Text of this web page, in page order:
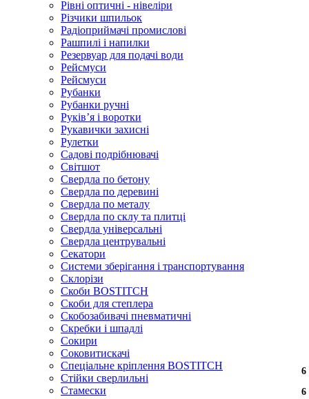
Рівні оптичні - нівеліри
Різчики шпильок
Радіоприймачі промислові
Рашпилі і напилки
Резервуар для подачі води
Рейсмуси
Рейсмуси
Рубанки
Рубанки ручні
Руківʼя і воротки
Рукавички захисні
Рулетки
Садові подрібнювачі
Світшот
Свердла по бетону
Свердла по деревині
Свердла по металу
Свердла по склу та плитці
Свердла універсальні
Свердла центрувальні
Секатори
Системи зберігання і транспортування
Склорізи
Скоби BOSTITCH
Скоби для степлера
Скобозабивачі пневматичні
Скребки і шпадлі
Сокири
Соковитискачі
Спеціальне кріплення BOSTITCH
Стійки сверлильні
Стамески
6
6
6
6
6
6
6
6
6
6
6
6
6
6
6
6